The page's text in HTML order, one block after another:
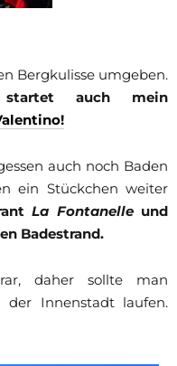
Bergkulisse umgeben.
startet auch mein
auch noch Baden
ein Stückchen weiter
La Fontanelleund
Badestrand.
daher sollte man
Innenstadt laufen.